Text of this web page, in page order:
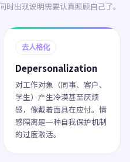
出现说明需要认真照顾自己了。
去人格化
Depersonalization
对工作对象（同事、客户、
学生）产生冷漠甚至厌烦
感，像戴着面具在应付。情
感隔离是一种自我保护机制
的过度激活。